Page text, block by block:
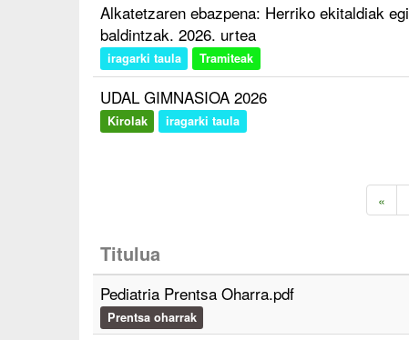
Alkatetzaren ebazpena: Herriko ekitaldiak
baldintzak. 2026. urtea
iragarki taula Tramiteak
UDAL GIMNASIOA 2026
Kirolak iragarki taula
«
Titulua
Pediatria Prentsa Oharra.pdf
Prentsa oharrak